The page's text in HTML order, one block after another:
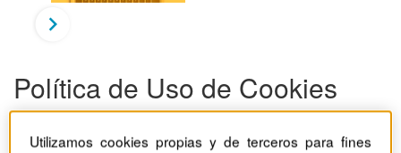
Política de Uso de Cookies
de la cual es responsable MG AGNESI TRAINING,
Utilizamos cookies propias y de terceros para fines